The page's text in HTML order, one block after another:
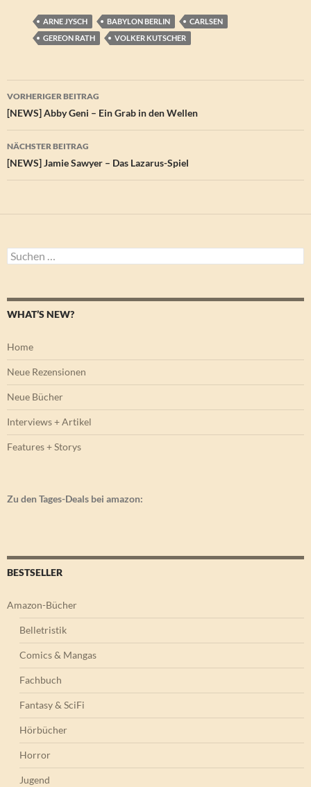
ARNE JYSCH BABYLON BERLIN
CARLSEN
GEREON RATH
VOLKER KUTSCHER
Beitragsnavigation
VORHERIGER BEITRAG
[NEWS] Abby Geni – Ein Grab in den Wellen
NÄCHSTER BEITRAG
[NEWS] Jamie Sawyer – Das Lazarus-Spiel
Suchen
nach:
WHAT’S NEW?
Home
Neue Rezensionen
Neue Bücher
Interviews + Artikel
Features + Storys
Zu den Tages-Deals bei amazon:
BESTSELLER
Amazon-Bücher
Belletristik
Comics & Mangas
Fachbuch
Fantasy & SciFi
Hörbücher
Horror
Jugend